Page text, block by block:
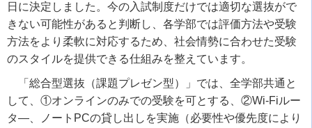
日に決定しました。今の入試制度だけでは適切な選抜がで
きない可能性があると判断し、各学部では評価方法や受験
方法をより柔軟に対応するため、社会情勢に合わせた受験
のスタイルを提供できる仕組みを整えています。
「総合型選抜（課題プレゼン型）」では、全学部共通と
して、①オンラインのみでの受験を可とする、②Wi-Fiルー
タ―、ノートPCの貸し出しを実施（必要性や優先度により